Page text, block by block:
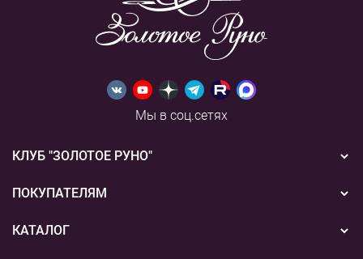
Мы в соц.сетях
КЛУБ "ЗОЛОТОЕ РУНО"
Новости
Акции
ПОКУПАТЕЛЯМ
Бонусная система
КАТАЛОГ